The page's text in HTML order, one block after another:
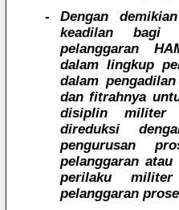
- Dengan
keadilan bagi
pelanggaran
dalam lingkup
dalam
dan fitrahnya
disiplin militer
direduksi
pengurusan
pelanggaran
perilaku
pelanggaran